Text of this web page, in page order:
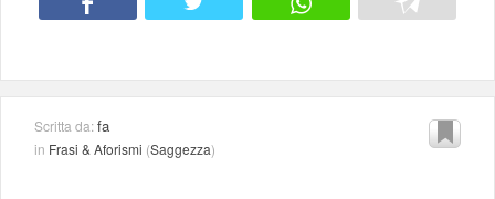
Scritta da:fa
in Frasi & Aforismi (Saggezza)